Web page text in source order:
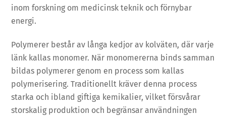
inom forskning om medicinsk teknik och förnybar
energi.
Polymerer består av långa kedjor av kolväten, där varje
länk kallas monomer. När monomererna binds samman
bildas polymerer genom en process som kallas
polymerisering. Traditionellt kräver denna process
starka och ibland giftiga kemikalier, vilket försvårar
storskalig produktion och begränsar användningen